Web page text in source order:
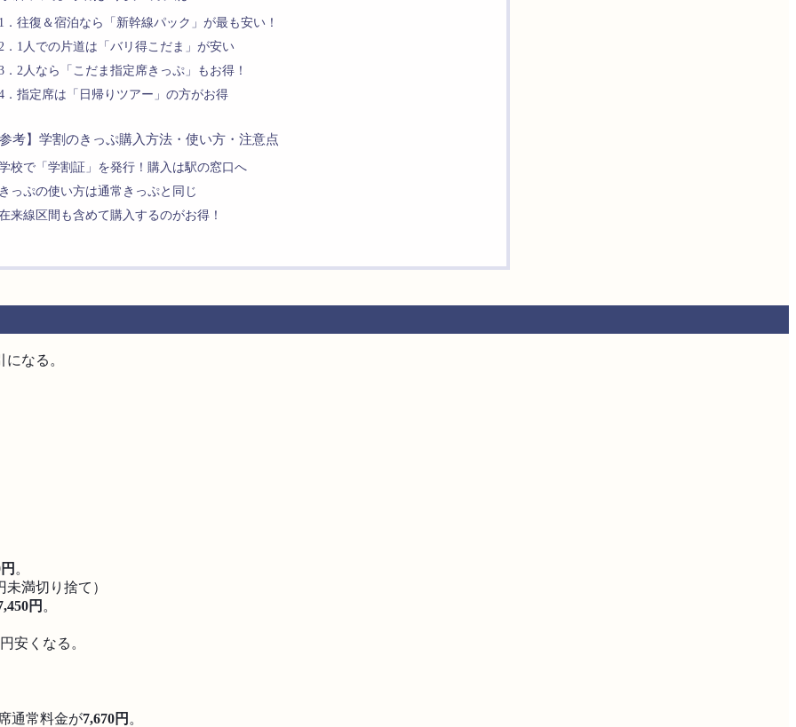
．往復＆宿泊なら「新幹線パック」が最も安い！
．1人での片道は「バリ得こだま」が安い
．2人なら「こだま指定席きっぷ」もお得！
．指定席は「日帰りツアー」の方がお得
考】学割のきっぷ購入方法・使い方・注意点
校で「学割証」を発行！購入は駅の窓口へ
っぷの使い方は通常きっぷと同じ
来線区間も含めて購入するのがお得！
なる。
。
満切り捨て）
円 。
安くなる。
通常料金が7,670円 。